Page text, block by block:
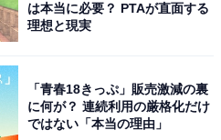
富澤たけしさんによるコン
である2人は、1998年にコン
た「M-1グランプリ」で史上
は本当に必要？ PTAが直面する
理想と現実
「青春18きっぷ」販売激減の裏
に何が？ 連続利用の厳格化だけ
ではない「本当の理由」